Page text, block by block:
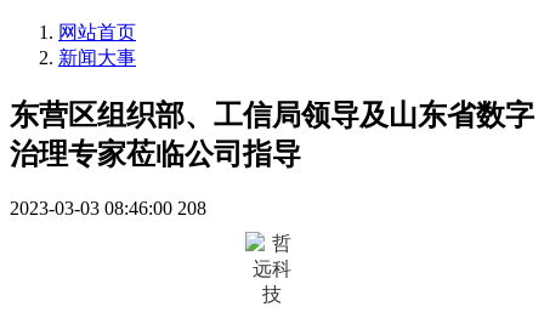
网站首页
新闻大事
东营区组织部、工信局领导及山东省数字
治理专家莅临公司指导
2023-03-03 08:46:00 208